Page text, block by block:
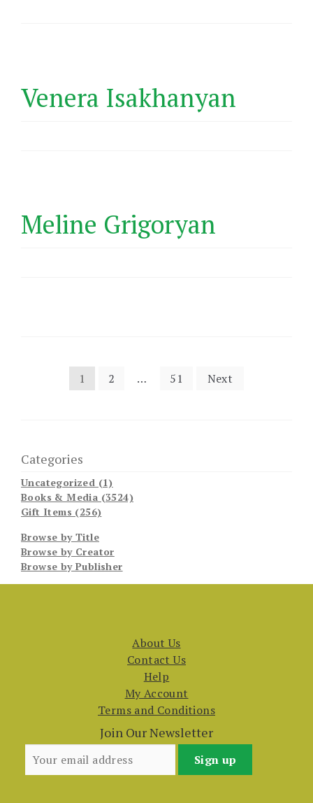
Venera Isakhanyan
Meline Grigoryan
1 2 … 51 Next
Categories
Uncategorized (1)
Books & Media (3524)
Gift Items (256)
Browse by Title
Browse by Creator
Browse by Publisher
About Us
Contact Us
Help
My Account
Terms and Conditions
Join Our Newsletter